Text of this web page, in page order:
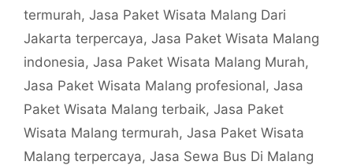
termurah, Jasa Paket Wisata Malang Dari
Jakarta terpercaya, Jasa Paket Wisata Malang
indonesia, Jasa Paket Wisata Malang Murah,
Jasa Paket Wisata Malang profesional, Jasa
Paket Wisata Malang terbaik, Jasa Paket
Wisata Malang termurah, Jasa Paket Wisata
Malang terpercaya, Jasa Sewa Bus Di Malang